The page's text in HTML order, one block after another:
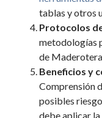
tablas y otros
Protocolos
metodologías
de
Beneficios y
Comprensión
posibles
debe aplicar